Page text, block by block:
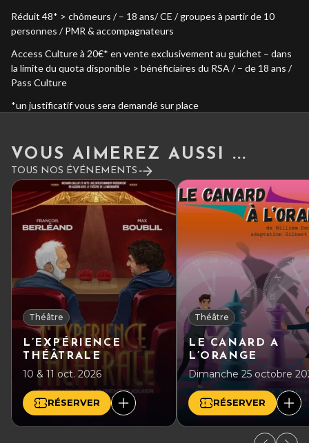
Réduit 48* > chômeurs / – 18 ans/ CE / groupes à partir de 10
personnes / PMR & accompagnateurs
Access Culture à 20€* en vente exclusivement au guichet – dans
la limite du quota disponible > bénéficiaires du RSA / – de 18 ans /
Pass Culture
*un justificatif vous sera demandé sur place
VOUS AIMEREZ AUSSI ...
TOUS NOS ÉVÉNEMENTS
Théâtre
L’EXPÉRIENCE
THÉÂTRALE
10 & 11 oct. 2026
RÉSERVER
Théâtre
LE CANARD A
L’ORANGE
Dimanche 25 octobre
RÉSERVER